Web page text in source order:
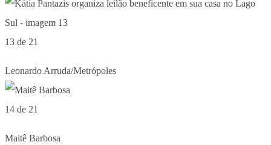
13 de 21
Leonardo Arruda/Metrópoles
14 de 21
Maitê Barbosa